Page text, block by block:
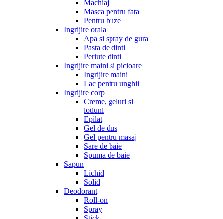
Machiaj
Masca pentru fata
Pentru buze
Ingrijire orala
Apa si spray de gura
Pasta de dinti
Periute dinti
Ingrijire maini si picioare
Ingrijire maini
Lac pentru unghii
Ingrijire corp
Creme, geluri si
lotiuni
Epilat
Gel de dus
Gel pentru masaj
Sare de baie
Spuma de baie
Sapun
Lichid
Solid
Deodorant
Roll-on
Spray